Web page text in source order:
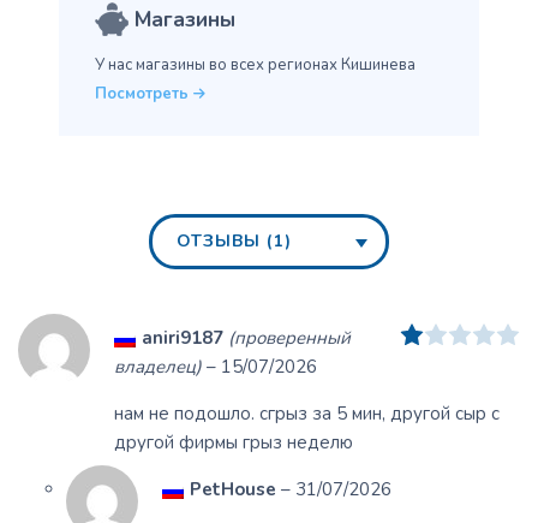
Магазины
У нас магазины во всех регионах Кишинева
Посмотреть
ОТЗЫВЫ (1)
Оценка1из
aniri9187 (проверенный
владелец) – 15/07/2026
нам не подошло. сгрыз за 5 мин, другой сыр с
другой фирмы грыз неделю
PetHouse – 31/07/2026